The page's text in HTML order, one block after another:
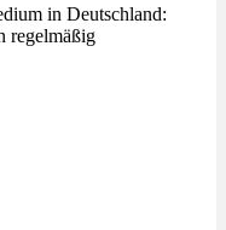
in Deutschland:
regelmäßig